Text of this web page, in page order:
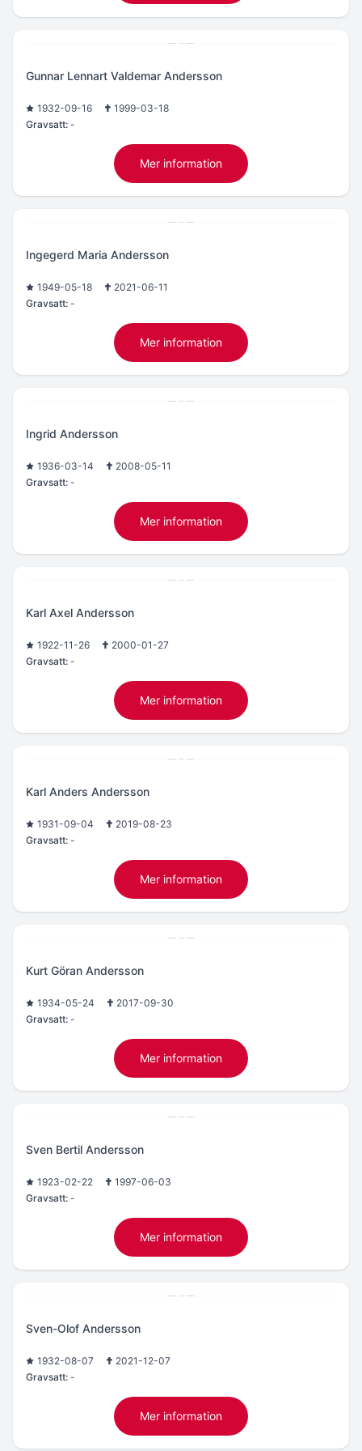
Gunnar Lennart Valdemar Andersson
1932-09-16
1999-03-18
Gravsatt: -
Mer information
Ingegerd Maria Andersson
1949-05-18
2021-06-11
Gravsatt: -
Mer information
Ingrid Andersson
1936-03-14
2008-05-11
Gravsatt: -
Mer information
Karl Axel Andersson
1922-11-26
2000-01-27
Gravsatt: -
Mer information
Karl Anders Andersson
1931-09-04
2019-08-23
Gravsatt: -
Mer information
Kurt Göran Andersson
1934-05-24
2017-09-30
Gravsatt: -
Mer information
Sven Bertil Andersson
1923-02-22
1997-06-03
Gravsatt: -
Mer information
Sven-Olof Andersson
1932-08-07
2021-12-07
Gravsatt: -
Mer information